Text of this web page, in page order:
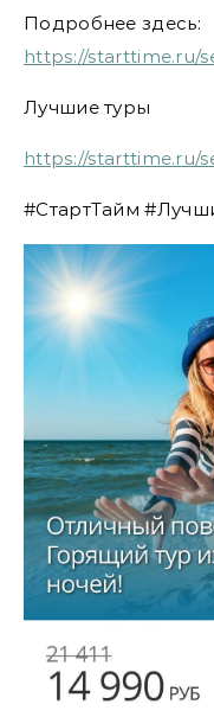
Подробнее здесь:
https://starttime.ru/
Лучшие туры
https://starttime.ru/
#СтартТайм